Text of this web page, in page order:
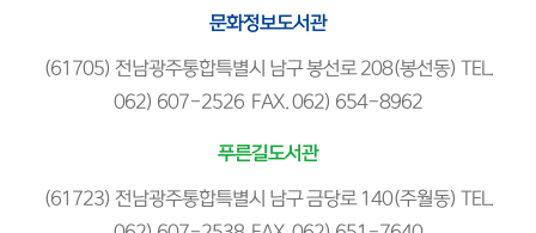
문화정보도서관
(61705) 전남광주통합특별시 남구 봉선로 208(봉선동) TEL.
062) 607-2526 FAX. 062) 654-8962
푸른길도서관
(61723) 전남광주통합특별시 남구 금당로 140(주월동) TEL.